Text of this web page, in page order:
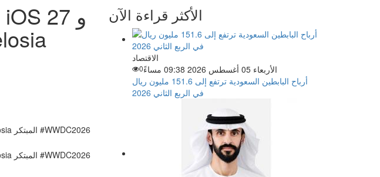
الأكثر قراءة الآن
الاقتصاد
الأربعاء 05 أغسطس 2026 09:38 مساءً
0
أرباح البابطين السعودية ترتفع إلى 151.6 مليون ريال
في الربع الثاني 2026